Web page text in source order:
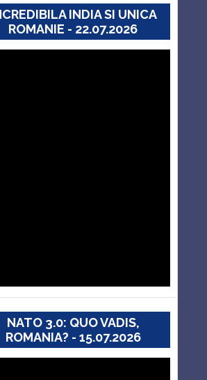
INDIA SI UNICA
ROMANIE - 22.07.2026
NATO 3.0: QUO VADIS,
ROMANIA? - 15.07.2026